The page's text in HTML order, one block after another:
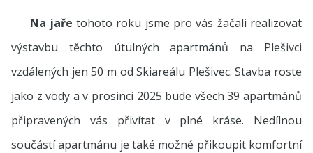
Na jařetohoto roku jsme pro vás žačali realizovat
výstavbu těchto útulných apartmánů na Plešivci
vzdálených jen 50 m od Skiareálu Plešivec. Stavba roste
jako z vody a v prosinci 2025 bude všech 39 apartmánů
připravených vás přivítat v plné kráse. Nedílnou
součástí apartmánu je také možné přikoupit komfortní